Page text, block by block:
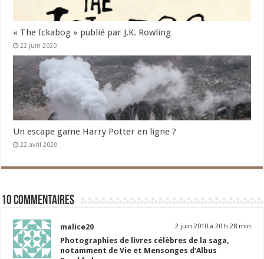
« The Ickabog » publié par J.K. Rowling
22 juin 2020
Un escape game Harry Potter en ligne ?
22 avril 2020
10 commentaires
malice20 2 juin 2010 à 20 h 28 min
Photographies de livres célèbres de la saga,
notamment de Vie et Mensonges d’Albus